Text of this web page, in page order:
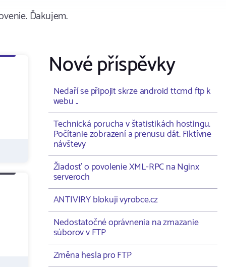
Ďakujem.
Nové příspěvky
Nedaří se připojit skrze android ttcmd ftp k
webu ..
Technická porucha v štatistikách hostingu.
Počítanie zobrazení a prenusu dát. Fiktívne
návštevy
Žiadosť o povolenie XML-RPC na Nginx
serveroch
ANTIVIRY blokuji vyrobce.cz
Nedostatočné oprávnenia na zmazanie
súborov v FTP
Změna hesla pro FTP